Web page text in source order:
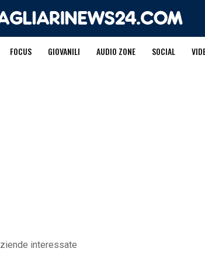
FOCUS GIOVANILI AUDIO ZONE SOCIAL
interessate